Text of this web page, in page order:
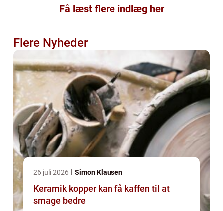
Få læst flere indlæg her
Flere Nyheder
26 juli 2026 Simon Klausen
Keramik kopper kan få kaffen til at
smage bedre